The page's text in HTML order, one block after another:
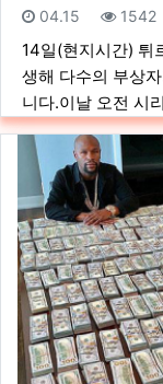
등록일
04.15 조회
1542
14일(현지시간) 튀
생해 다수의 부상
니다.이날 오전 시